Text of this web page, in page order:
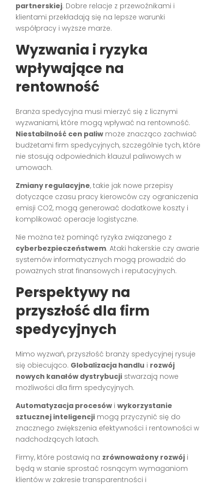
partnerskiej. Dobre relacje z przewoźnikami i
klientami przekładają się na lepsze warunki
współpracy i wyższe marże.
Wyzwania i ryzyka
wpływające na
rentowność
Branża spedycyjna musi mierzyć się z licznymi
wyzwaniami, które mogą wpływać na rentowność.
Niestabilność cen paliw może znacząco zachwiać
budżetami firm spedycyjnych, szczególnie tych, które
nie stosują odpowiednich klauzul paliwowych w
umowach.
Zmiany regulacyjne, takie jak nowe przepisy
dotyczące czasu pracy kierowców czy ograniczenia
emisji CO2, mogą generować dodatkowe koszty i
komplikować operacje logistyczne.
Nie można też pominąć ryzyka związanego z
cyberbezpieczeństwem. Ataki hakerskie czy awarie
systemów informatycznych mogą prowadzić do
poważnych strat finansowych i reputacyjnych.
Perspektywy na
przyszłość dla firm
spedycyjnych
Mimo wyzwań, przyszłość branży spedycyjnej rysuje
się obiecująco. Globalizacja handlu i rozwój
nowych kanałów dystrybucji stwarzają nowe
możliwości dla firm spedycyjnych.
Automatyzacja procesów iwykorzystanie
sztucznej inteligencji mogą przyczynić się do
znacznego zwiększenia efektywności i rentowności w
nadchodzących latach.
Firmy, które postawią na zrównoważony rozwój i
będą w stanie sprostać rosnącym wymaganiom
klientów w zakresie transparentności i